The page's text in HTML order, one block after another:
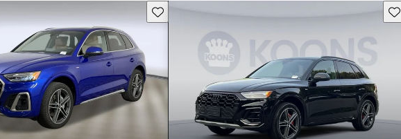
Guarda este Aviso